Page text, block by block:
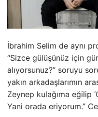
İbrahim Selim de aynı
“Sizce gülüşünüz için
alıyorsunuz?” soruyu
yakın arkadaşlarımın
Zeynep kulağıma eğilip
Yani orada eriyorum.”